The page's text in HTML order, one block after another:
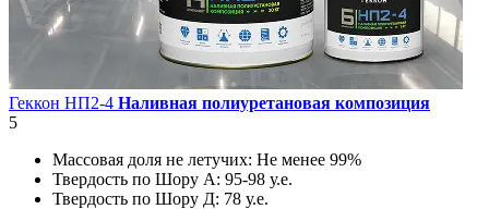
Геккон НП2-4 Наливная полиуретановая композиция
5
Массовая доля не летучих: Не менее 99%
Твердость по Шору А: 95-98 у.е.
Твердость по Шору Д: 78 у.е.